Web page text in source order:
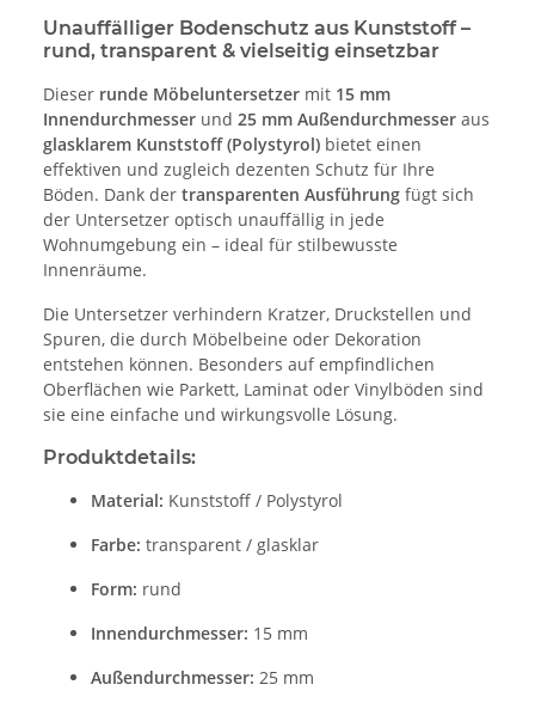
Unauffälliger Bodenschutz aus Kunststoff –
rund, transparent & vielseitig einsetzbar
Dieser runde Möbeluntersetzer mit 15 mm
Innendurchmesser und 25 mm Außendurchmesser aus
glasklarem Kunststoff (Polystyrol) bietet einen
effektiven und zugleich dezenten Schutz für Ihre
Böden. Dank der transparenten Ausführung fügt sich
der Untersetzer optisch unauffällig in jede
Wohnumgebung ein – ideal für stilbewusste
Innenräume.
Die Untersetzer verhindern Kratzer, Druckstellen und
Spuren, die durch Möbelbeine oder Dekoration
entstehen können. Besonders auf empfindlichen
Oberflächen wie Parkett, Laminat oder Vinylböden sind
sie eine einfache und wirkungsvolle Lösung.
Produktdetails:
Material: Kunststoff / Polystyrol
Farbe: transparent / glasklar
Form: rund
Innendurchmesser: 15 mm
Außendurchmesser: 25 mm